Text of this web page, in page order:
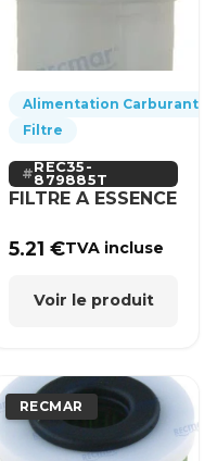
Alimentation Carburant
Filtre
REC35-
879885T
FILTRE A ESSENCE
5.21€TVA incluse
Voir le produit
RECMAR